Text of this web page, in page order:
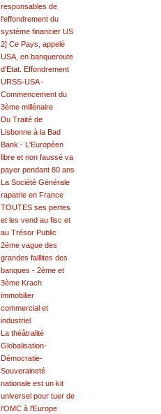
responsables de
l'effondrement du
système financier US
2] Ce Pays, appelé
USA, en banqueroute
d'Etat. Effondrement
URSS-USA -
Commencement du
3ème millénaire
Du Traité de
Lisbonne à la Bad
Bank - L'Européen
libre et non faussé va
payer pendant 80 ans
La Société Générale
rapatrie en France
TOUTES ses pertes
et les vend au fisc et
au Trésor Public
2ème vague des
grandes faillites des
banques - 2ème et
3ème Krach
immobilier
commercial et
industriel
La théâtralité
Globalisation-
Démocratie-
Souveraineté
nationale est un kit
universel pour tuer de
l'OMC à l'Europe